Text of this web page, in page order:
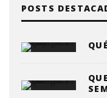
POSTS